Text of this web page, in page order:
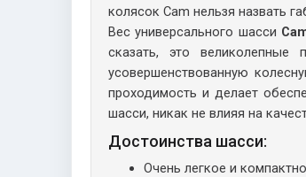
колясок Cam нельзя назвать
Вес универсального шасси
сказать, это великолепные
усовершенствованную
проходимость и делает
шасси, никак не влияя на
Достоинства шасси:
Очень легкое и